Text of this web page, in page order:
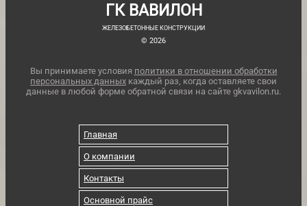
ГК ВАВИЛОН
ЖЕЛЕЗОБЕТОННЫЕ КОНСТРУКЦИИ
© 2026
Вы принимаете условия политики в отношении обработки
персональных данных каждый раз, когда оставляете свои
данные в любой форме обратной связи на сайте gkvavilon.ru.
Главная
О компании
Контакты
Основной прайс